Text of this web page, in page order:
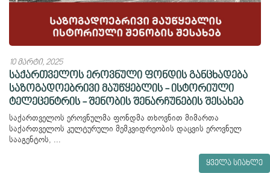
10 მარტი, 2025
საქართველოს ეროვნული ფონდის განცხადება
საზოგადოებრივი მაუწყებლის - ისტორიული
ტელეცენტრის - შენობის შენარჩუნების შესახებ
საქართველოს ეროვნულმა ფონდმა თხოვნით მიმართა
საქართველოს კულტურული მემკვიდრეობის დაცვის ეროვნულ
სააგენტოს, ...
ყველა სიახლე